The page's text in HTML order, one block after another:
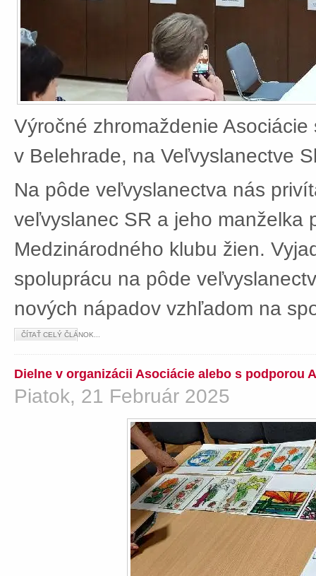
Výročné zhromaždenie
v Belehrade, na Veľvyslanectve
Na pôde veľvyslanectva nás
veľvyslanec SR a jeho manželka
Medzinárodného klubu žien.
spoluprácu na pôde
nových nápadov vzhľadom na
ČÍTAŤ CELÝ ČLÁNOK...
Dielne v organizácii Asociácie alebo s podporou
Piatok, 21 Február 2025